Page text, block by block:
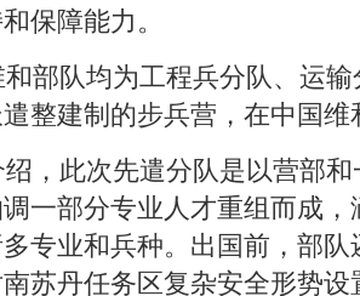
保障能力。
和部队均为工程兵分队、运
整建制的步兵营，在中国
，此次先遣分队是以营部和
一部分专业人才重组而成
专业和兵种。出国前，部
苏丹任务区复杂安全形势